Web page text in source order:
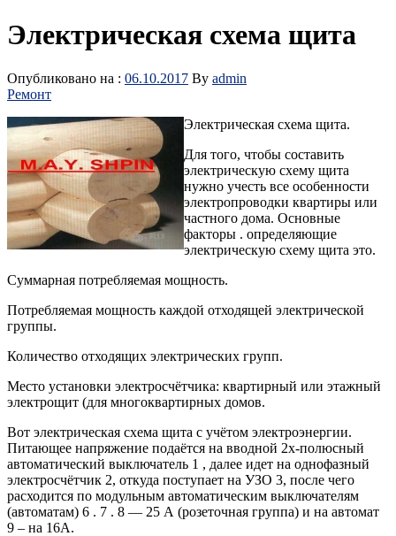
Электрическая схема щита
Опубликовано на : 06.10.2017 By admin
Ремонт
Электрическая схема щита.
Для того, чтобы составить
электрическую схему щита
нужно учесть все особенности
электропроводки квартиры или
частного дома. Основные
факторы . определяющие
электрическую схему щита это.
Суммарная потребляемая мощность.
Потребляемая мощность каждой отходящей электрической
группы.
Количество отходящих электрических групп.
Место установки электросчётчика: квартирный или этажный
электрощит (для многоквартирных домов.
Вот электрическая схема щита с учётом электроэнергии.
Питающее напряжение подаётся на вводной 2х-полюсный
автоматический выключатель 1 , далее идет на однофазный
электросчётчик 2, откуда поступает на УЗО 3, после чего
расходится по модульным автоматическим выключателям
(автоматам) 6 . 7 . 8 — 25 А (розеточная группа) и на автомат
9 – на 16А.